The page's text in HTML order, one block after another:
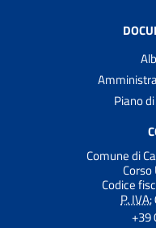
Piano
Comune di
Codice
P. IVA:
+39